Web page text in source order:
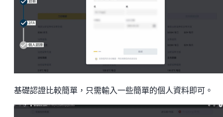
基礎認證比較簡單，只需輸入一些簡單的個人資料即可。